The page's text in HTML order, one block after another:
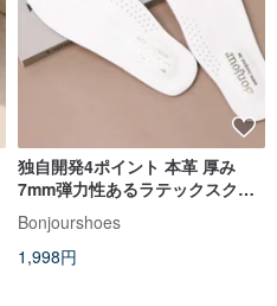
独自開発4ポイント 本革 厚み
7mm弾力性あるラテックスクッ
ション中敷き(フラットシューズ)
通用男女問わず使える
Bonjourshoes
1,998円